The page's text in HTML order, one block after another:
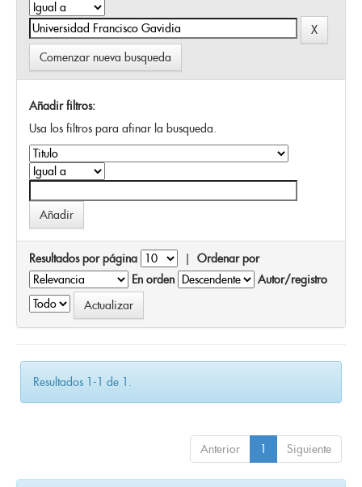
Comenzar nueva busqueda
Añadir filtros:
Usa los filtros para afinar la busqueda.
Resultados por página | Ordenar por
En orden
Autor/registro
Resultados 1-1 de 1.
Anterior 1 Siguiente